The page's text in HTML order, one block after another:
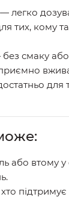
— легко
тих, кому
смаку
для
або втому у